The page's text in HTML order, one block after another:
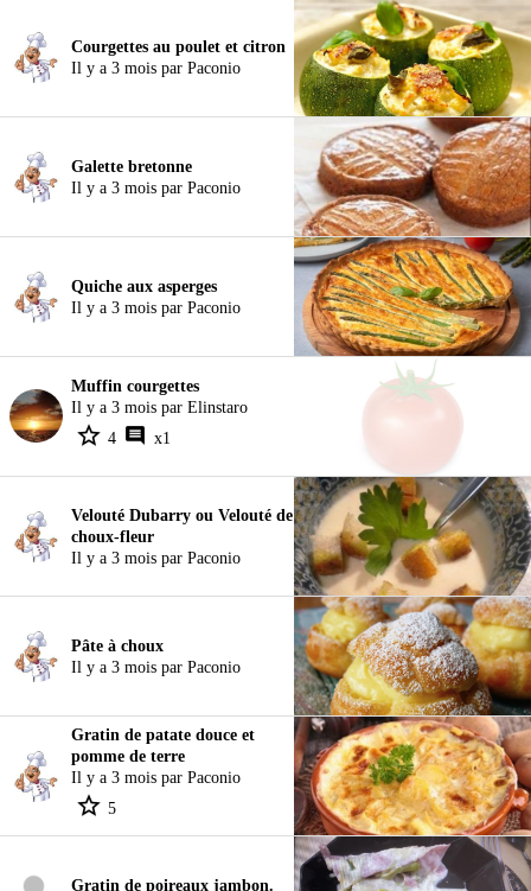
Courgettes au poulet et citron
Il y a 3 mois par Paconio
Galette bretonne
Il y a 3 mois par Paconio
Quiche aux asperges
Il y a 3 mois par Paconio
Muffin courgettes
Il y a 3 mois par Elinstaro
4
x1
Velouté Dubarry ou Velouté de
choux-fleur
Il y a 3 mois par Paconio
Pâte à choux
Il y a 3 mois par Paconio
Gratin de patate douce et
pomme de terre
Il y a 3 mois par Paconio
5
Gratin de poireaux jambon.